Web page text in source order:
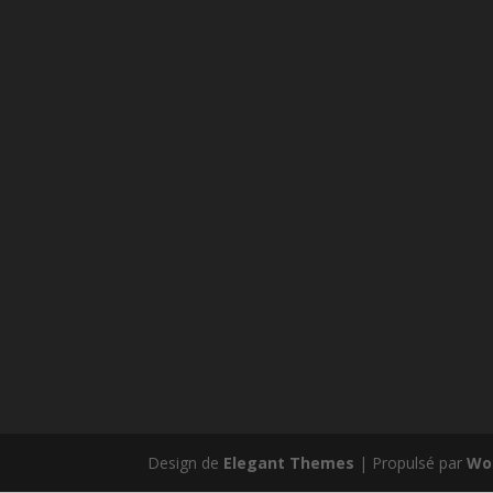
Design de Elegant Themes | Propulsé par